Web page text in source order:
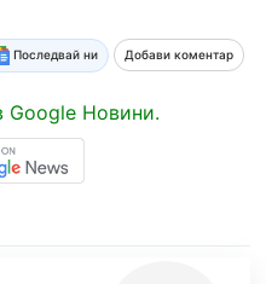
Последвай ни Добави коментар
Google Новини.